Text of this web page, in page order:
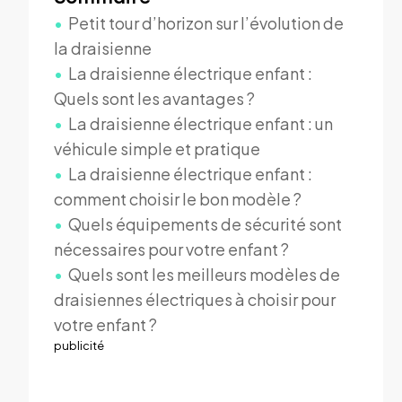
Petit tour d’horizon sur l’évolution de
la draisienne
La draisienne électrique enfant :
Quels sont les avantages ?
La draisienne électrique enfant : un
véhicule simple et pratique
La draisienne électrique enfant :
comment choisir le bon modèle ?
Quels équipements de sécurité sont
nécessaires pour votre enfant ?
Quels sont les meilleurs modèles de
draisiennes électriques à choisir pour
votre enfant ?
publicité